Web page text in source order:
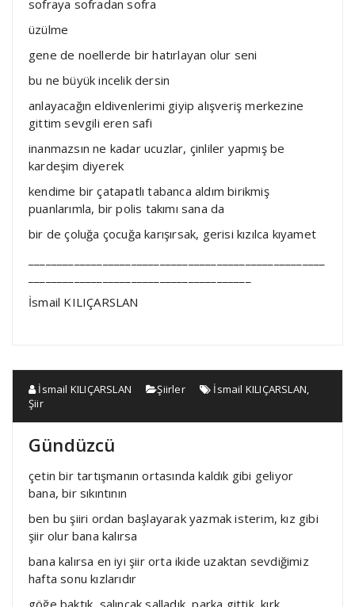
sofraya sofradan sofra
üzülme
gene de noellerde bir hatırlayan olur seni
bu ne büyük incelik dersin
anlayacağın eldivenlerimi giyip alışveriş merkezine
gittim sevgili eren safi
inanmazsın ne kadar ucuzlar, çinliler yapmış be
kardeşim diyerek
kendime bir çatapatlı tabanca aldım birikmiş
puanlarımla, bir polis takımı sana da
bir de çoluğa çocuğa karışırsak, gerisi kızılca kıyamet
İsmail KILIÇARSLAN
İsmail KILIÇARSLAN Şiirler İsmail KILIÇARSLAN,
Şiir
Gündüzcü
çetin bir tartışmanın ortasında kaldık gibi geliyor
bana, bir sıkıntının
ben bu şiiri ordan başlayarak yazmak isterim, kız gibi
şiir olur bana kalırsa
bana kalırsa en iyi şiir orta ikide uzaktan sevdiğimiz
hafta sonu kızlarıdır